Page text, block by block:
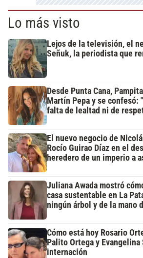
Lo más visto
Lejos de la televisión, el
Señuk, la periodista que
Desde Punta Cana,
Martín Pepa y se confesó:
falta de lealtad ni de
El nuevo negocio de
Rocío Guirao Díaz en el
heredero de un imperio a
Juliana Awada mostró
casa sustentable en La
ningún árbol y de la mano
Cómo está hoy Rosario
Palito Ortega y Evangelina
internación